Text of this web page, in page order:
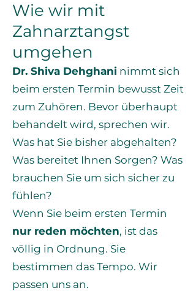
Wie wir mit
Zahnarztangst
umgehen
Dr. Shiva Dehghani nimmt sich
beim ersten Termin bewusst Zeit
zum Zuhören. Bevor überhaupt
behandelt wird, sprechen wir.
Was hat Sie bisher abgehalten?
Was bereitet Ihnen Sorgen? Was
brauchen Sie um sich sicher zu
fühlen?
Wenn Sie beim ersten Termin
nur reden möchten, ist das
völlig in Ordnung. Sie
bestimmen das Tempo. Wir
passen uns an.